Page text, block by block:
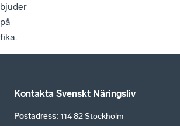
bjuder
på
fika.
Kontakta Svenskt Näringsliv
Postadress: 114 82 Stockholm